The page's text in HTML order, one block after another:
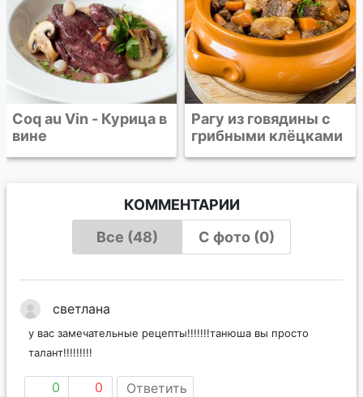
Рагу из говядины с
грибными клёцками
КОММЕНТАРИИ
Все (48)
С фото (0)
светлана
у вас замечательные рецепты!!!!!!!танюша вы просто
талант!!!!!!!!!
0 0 Ответить